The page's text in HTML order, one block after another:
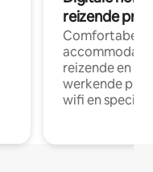
reizende
Comfortabele
reizende en
werkende
wifi en